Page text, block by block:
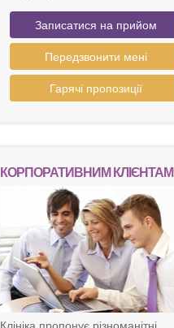
Записатися на прийом
Передзвонити мені
Гарячі пропозиції
КОРПОРАТИВНИМ КЛІЄНТАМ
Клініка пропонує різноманітні